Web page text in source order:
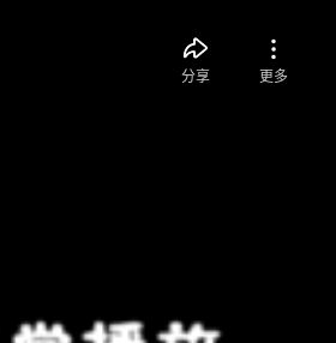
分享 更多